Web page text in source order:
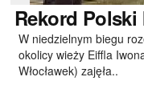
Rekord Polski
W niedzielnym biegu
okolicy wieży Eiffla
Włocławek) zajęła..